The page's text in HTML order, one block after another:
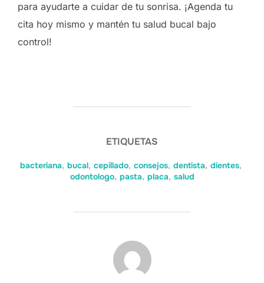
para ayudarte a cuidar de tu sonrisa. ¡Agenda tu
cita hoy mismo y mantén tu salud bucal bajo
control!
ETIQUETAS
bacteriana, bucal, cepillado, consejos, dentista, dientes,
odontologo, pasta, placa, salud
POST AUTHOR